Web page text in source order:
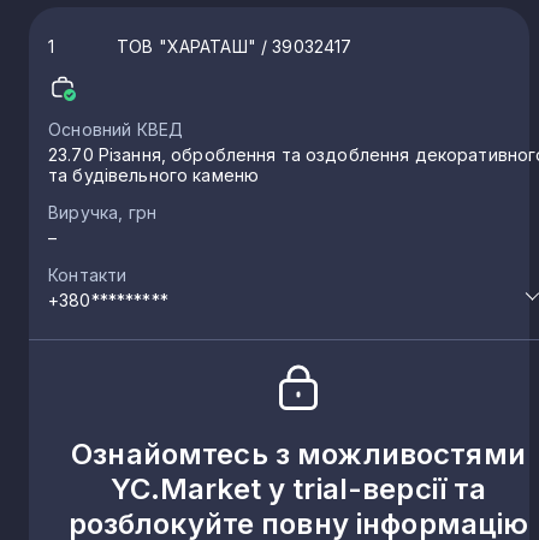
1 ТОВ "ХАРАТАШ" / 39032417
Основний КВЕД
23.70 Різання, оброблення та оздоблення
та будівельного каменю
Виручка, грн
–
Контакти
+380*********
Ознайомтесь з можливостями
YC.Market у trial-версії та
розблокуйте повну інформацію